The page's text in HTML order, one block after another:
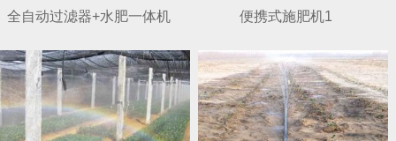
全自动过滤器+水肥一体机 便携式施肥机1